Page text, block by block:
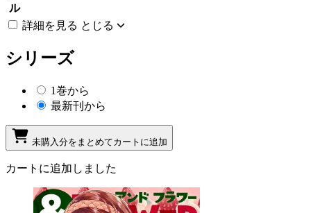
ル
詳細を見る とじる
シリーズ
1巻から
最新刊から
未購入分をまとめてカートに追加
カートに追加しました